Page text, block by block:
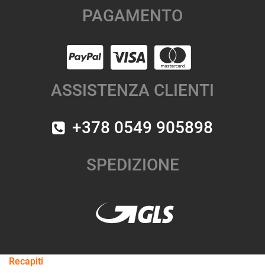
PAGAMENTO
ASSISTENZA CLIENTI
+378 0549 905898
SPEDIZIONE
Recapiti